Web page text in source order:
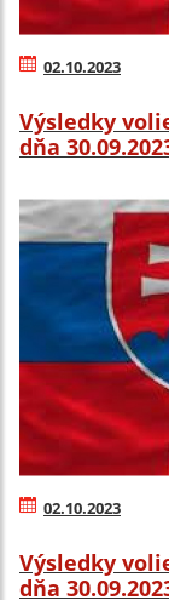
02.10.2023
Výsledky
dňa
02.10.2023
Výsledky
dňa